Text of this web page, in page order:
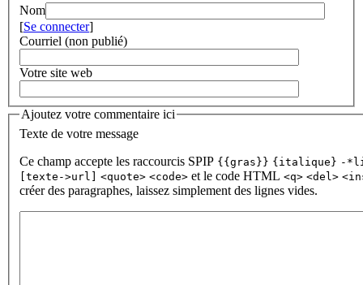
Nom
[Se connecter]
Courriel (non publié)
Votre site web
Ajoutez votre commentaire ici
Texte de votre message
Ce champ accepte les raccourcis SPIP {{gras}} {italique} -
[texte->url] <quote> <code> et le code HTML <q> <del>
créer des paragraphes, laissez simplement des lignes vides.